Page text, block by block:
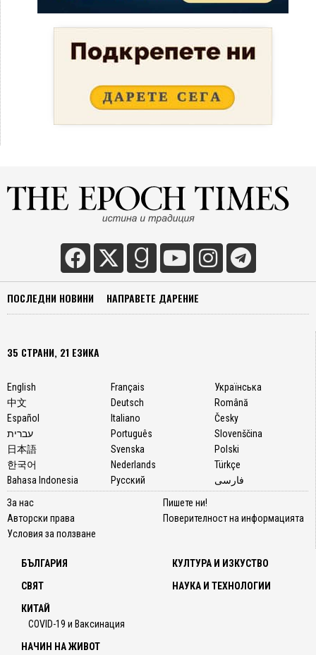
ПОСЛЕДНИ НОВИНИ НАПРАВЕТЕ ДАРЕНИЕ
35 СТРАНИ, 21 ЕЗИКА
English
中文
Español
עברית
日本語
한국어
Bahasa Indonesia
Français
Deutsch
Italiano
Português
Svenska
Nederlands
Русский
Українська
Română
Česky
Slovenščina
Polski
Türkçe
فارسی
За нас
Авторски права
Условия за ползване
Пишете ни!
Поверителност на информацията
БЪЛГАРИЯ
СВЯТ
КИТАЙ
COVID-19 и Ваксинация
КУЛТУРА И ИЗКУСТВО
НАУКА И ТЕХНОЛОГИИ
НАЧИН НА ЖИВОТ